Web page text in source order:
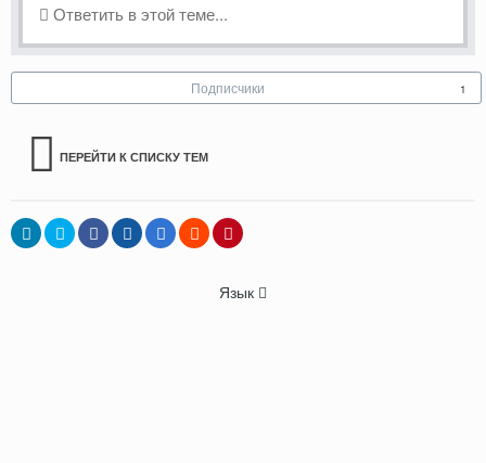
Ответить в этой теме...
Подписчики 1
ПЕРЕЙТИ К СПИСКУ ТЕМ
Язык